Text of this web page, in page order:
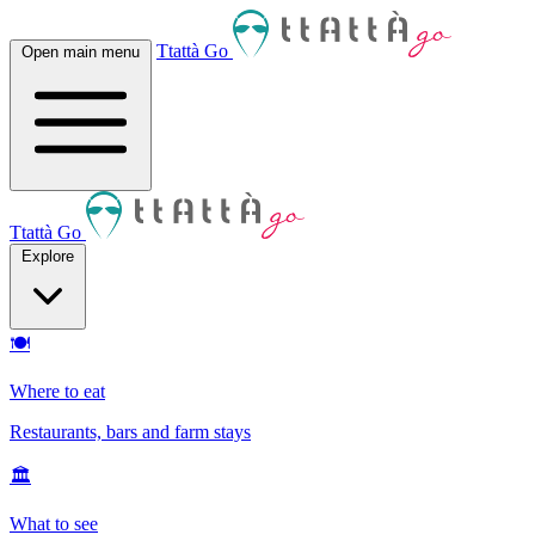
Open main menu Ttattà Go
Ttattà Go
Explore
🍽
Where to eat
Restaurants, bars and farm stays
🏛
What to see